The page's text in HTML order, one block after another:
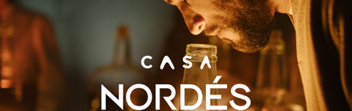
Casa Nordés